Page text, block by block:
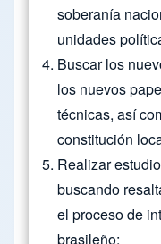
soberanía
unidades
Buscar los
los nuevos
técnicas, así
constitución
Realizar
buscando
el proceso de
brasileño;